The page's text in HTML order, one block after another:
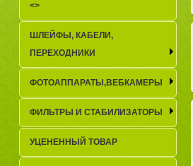
<>
ШЛЕЙФЫ, КАБЕЛИ,
ПЕРЕХОДНИКИ
ФОТОАППАРАТЫ,ВЕБКАМЕРЫ
ФИЛЬТРЫ И СТАБИЛИЗАТОРЫ
УЦЕНЕННЫЙ ТОВАР